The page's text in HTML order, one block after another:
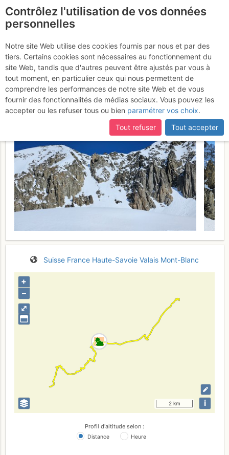
Petite Fourche :
traversée de Lognan à la
cabane de Trient
Samedi 4 avril
2026
Suisse France Haute-Savoie Valais Mont-Blanc
⤢
+
–
2 km i
Profil d'altitude selon :
Distance Heure
Contrôlez l'utilisation de vos données
personnelles
Notre site Web utilise des cookies fournis par nous et par des
tiers. Certains cookies sont nécessaires au fonctionnement du
site Web, tandis que d'autres peuvent être ajustés par vous à
tout moment, en particulier ceux qui nous permettent de
comprendre les performances de notre site Web et de vous
fournir des fonctionnalités de médias sociaux. Vous pouvez les
accepter ou les refuser tous ou bien paramétrer vos choix.
Tout refuser
Tout accepter